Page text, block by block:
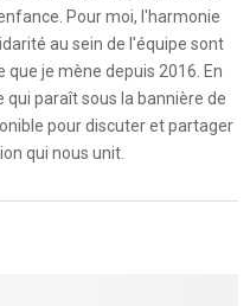
Pour moi, l'harmonie
au sein de l'équipe sont
je mène depuis 2016. En
paraît sous la bannière de
pour discuter et partager
qui nous unit.